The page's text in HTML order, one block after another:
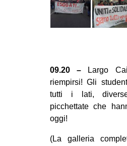
09.20 – Largo
riempirsi! Gli
tutti i lati,
picchettate che
oggi!
(La galleria